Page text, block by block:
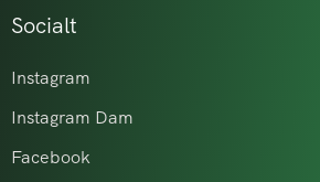
Socialt
Instagram
Instagram Dam
Facebook